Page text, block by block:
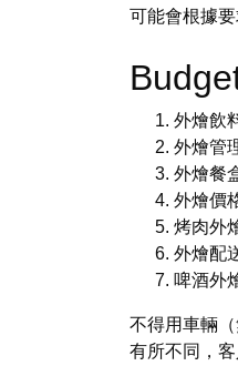
可能會根據
外燴飲
外燴管
外燴餐
外燴價
烤肉外
外燴配
啤酒外
不得用車輛
有所不同，